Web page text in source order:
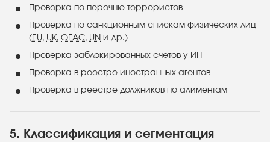
Проверка по перечню террористов
Проверка по санкционным спискам физических лиц
(EU, UK, OFAC, UN и др.)
Проверка заблокированных счетов у ИП
Проверка в реестре иностранных агентов
Проверка в реестре должников по алиментам
5. Классификация и сегментация